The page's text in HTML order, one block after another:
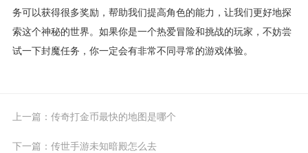
务可以获得很多奖励，帮助我们提高角色的能力，让我们更好地探
索这个神秘的世界。如果你是一个热爱冒险和挑战的玩家，不妨尝
试一下封魔任务，你一定会有非常不同寻常的游戏体验。
上一篇： 传奇打金币最快的地图是哪个
下一篇： 传世手游未知暗殿怎么去